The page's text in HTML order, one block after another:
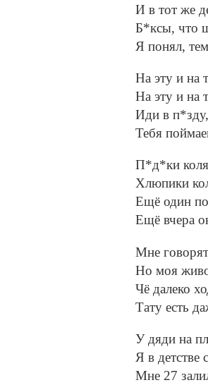
И в тот же
Б*ксы, что
Я понял,
На эту и на
На эту и на
Иди в
Тебя
П*д*ки
Хлюпики
Ещё один
Ещё вчера
Мне
Но моя
Чё далеко
Тату есть
У дяди на
Я в детстве
Мне 27